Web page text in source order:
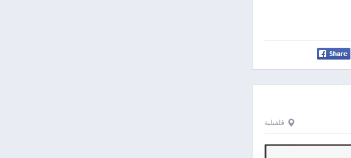
قلقيلية